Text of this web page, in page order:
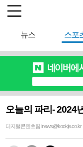
뉴스 스포
오늘의 파리- 2024
디지털콘텐츠팀 inews@kookje.co.kr